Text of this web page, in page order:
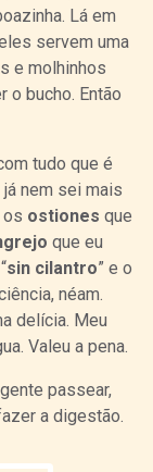
Lá em
servem uma
e molhinhos
o bucho. Então
tudo que é
já nem sei mais
os ostiones que
que eu
sin cilantro” e o
néam.
delícia. Meu
Valeu a pena.
passear,
a digestão.